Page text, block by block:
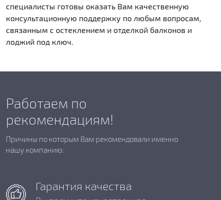
специалисты готовы оказать Вам качественную
консультационную поддержку по любым вопросам,
связанным с остеклением и отделкой балконов и
лоджий под ключ.
Работаем по
рекомендациям!
Причины по которым Вам рекомендовали именно
нашу компанию:
Гарантия качества